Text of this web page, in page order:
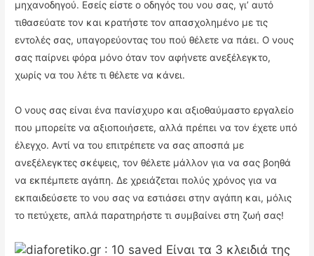
μηχανοδηγού. Εσείς είστε ο οδηγός του νου σας, γι’ αυτό
τιθασεύατε τον και κρατήστε τον απασχολημένο με τις
εντολές σας, υπαγορεύοντας του πού θέλετε να πάει. Ο νους
σας παίρνει φόρα μόνο όταν τον αφήνετε ανεξέλεγκτο,
χωρίς να του λέτε τι θέλετε να κάνει.
Ο νους σας είναι ένα πανίσχυρο και αξιοθαύμαστο εργαλείο
που μπορείτε να αξιοποιήσετε, αλλά πρέπει να τον έχετε υπό
έλεγχο. Αντί να του επιτρέπετε να σας αποσπά με
ανεξέλεγκτες σκέψεις, τον θέλετε μάλλον για να σας βοηθά
να εκπέμπετε αγάπη. Δε χρειάζεται πολύς χρόνος για να
εκπαιδεύσετε το νου σας να εστιάσει στην αγάπη και, μόλις
το πετύχετε, απλά παρατηρήστε τι συμβαίνει στη ζωή σας!